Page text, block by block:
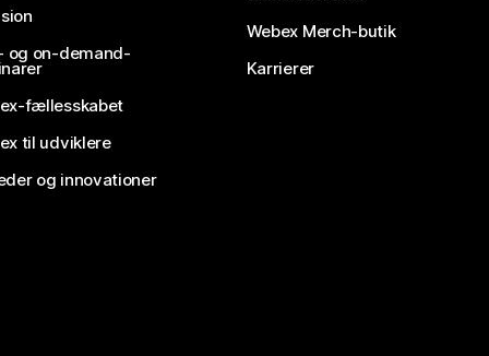
og on-demand-
fællesskabet
til udviklere
og innovationer
Webex Merch-butik
Karrierer